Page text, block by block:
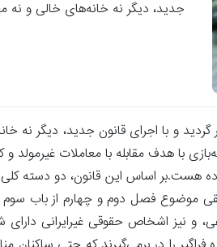
جدید، دیگر نه خانه‌های خالی و
گردید و با اجرای قانون جدید، دیگر
با هدف مقابله با معاملات
کرده هست.بر اساس این قانون، دو
فصل دوم و چهارم از باب سوم
و نیز اشخاص حقوقی غیرایرانی